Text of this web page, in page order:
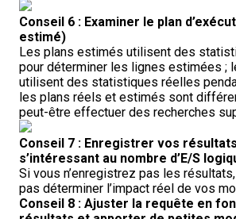
Conseil 6 : Examiner le plan
estimé)
Les plans estimés utilisent des
pour déterminer les lignes estimées ;
utilisent des statistiques réelles
les plans réels et estimés sont
peut-être effectuer des recherches
Conseil 7 : Enregistrer vos
s’intéressant au nombre d’E/S
Si vous n’enregistrez pas les
pas déterminer l’impact réel de vos
Conseil 8 : Ajuster la requête en